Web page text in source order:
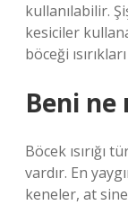
kullanılabilir.
kesiciler
böceği
Beni ne
Böcek ısırığı
vardır. En
keneler, at